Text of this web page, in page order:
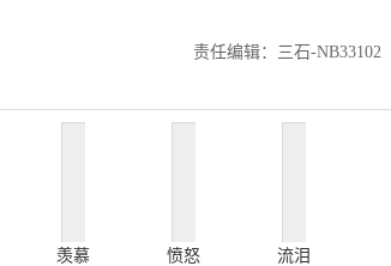
责任编辑：三石-NB33102
羡慕 愤怒 流泪